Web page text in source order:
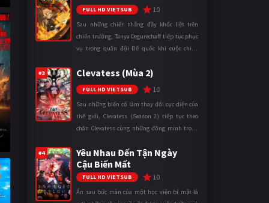
FULL HD VIETSUB 10
Sau những chiến thắng đầy khốc liệt trên
chiến trường, Tanya Degurechaff tiếp tục phục
vụ trong quân đội Đế quốc khi cuộc chiến
mặt trận. Dù sở hữu tài năn ...
#3 Clevatess (Mùa 2)
FULL HD VIETSUB 10
Sau những biến cố làm thay đổi cục diện của
thế giới, Clevatess (Season 2) tiếp tục theo
chân Clevatess cùng những đồng minh trong
loại đến bờ vực diệ ...
#4
Yêu Nhau Đến Tận Ngày
Cậu Biến Mất
FULL HD VIETSUB 10
Ẩn sau bức màn của một học viện bí mật là